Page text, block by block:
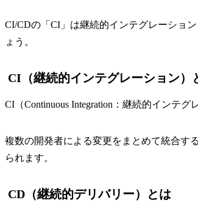
CI/CDの「CI」は継続的インテグレーショ
ょう。
CI（継続的インテグレーション）
CI（Continuous Integration：継続的インテグ
複数の開発者による変更をまとめて統合す
られます。
CD（継続的デリバリー）とは